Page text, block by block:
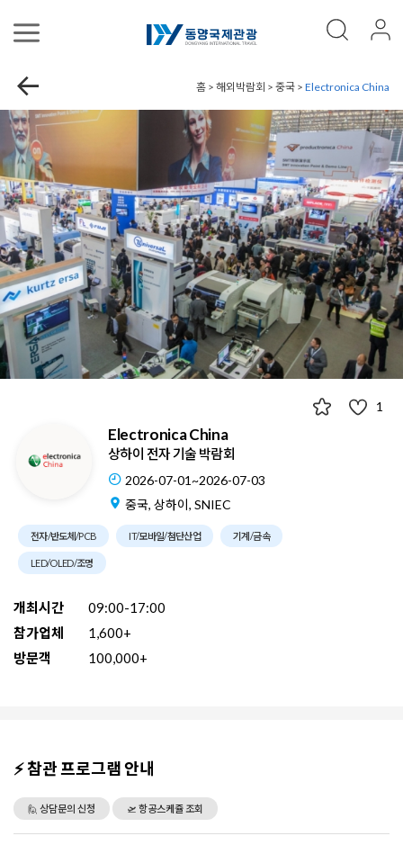
홈 > 해외박람회 > 중국 > Electronica China
1
Electronica China
상하이 전자 기술 박람회
2026-07-01~2026-07-03
중국, 상하이, SNIEC
전자/반도체/PCB IT/모바일/첨단산업 기계/금속
LED/OLED/조명
개최시간
09:00-17:00
참가업체
1,600+
방문객
100,000+
⚡ 참관 프로그램 안내
🙋 상담문의 신청 🛫 항공스케쥴 조회